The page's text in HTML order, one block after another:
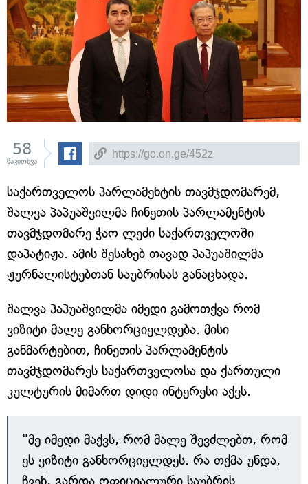
58
წაკითხვა
საქართველოს პარლამენტის თავმჯდომარემ,
შალვა პაპუაშვილმა ჩინეთის პარლამენტის
თავმჯდომარე ჭაო ლეძი საქართველოში
დაპატიჟა. ამის შესახებ თავად პაპუაშილმა
ჟურნალისტებთან საუბრისას განაცხადა.
შალვა პაპუაშვილმა იმედი გამოთქვა რომ
ვიზიტი მალე განხორციელდება. მისი
განმარტებით, ჩინეთის პარლამენტის
თავმჯდომარეს საქართველოსა და ქართული
კულტურის მიმართ დიდი ინტერესი აქვს.
"მე იმედი მაქვს, რომ მალე შევძლებთ, რომ
ეს ვიზიტი განხორციელდეს. რა თქმა უნდა,